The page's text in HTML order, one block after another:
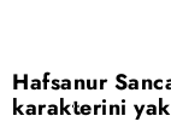
Hafsanur
karakterini